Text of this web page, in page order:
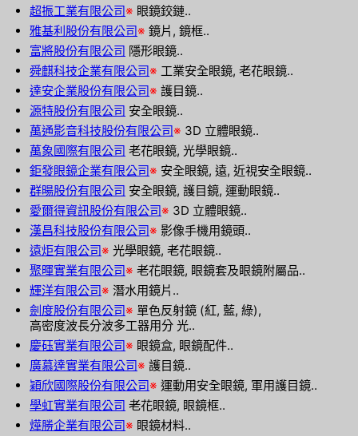
超振工業有限公司※ 眼鏡鉸鏈..
雅基利股份有限公司※ 鏡片, 鏡框..
富將股份有限公司 隱形眼鏡..
舜麒科技企業有限公司※ 工業安全眼鏡, 老花眼鏡..
達安企業股份有限公司※ 護目鏡..
源特股份有限公司 安全眼鏡..
萬通影音科技股份有限公司※ 3D 立體眼鏡..
萬象國際有限公司 老花眼鏡, 光學眼鏡..
鉅發眼鏡企業有限公司※ 安全眼鏡, 遠, 近視安全眼鏡..
群暘股份有限公司 安全眼鏡, 護目鏡, 運動眼鏡..
愛爾得資訊股份有限公司※ 3D 立體眼鏡..
漢昌科技股份有限公司※ 影像手機用鏡頭..
遠炬有限公司※ 光學眼鏡, 老花眼鏡..
聚暉實業有限公司※ 老花眼鏡, 眼鏡套及眼鏡附屬品..
輝洋有限公司※ 潛水用鏡片..
劍度股份有限公司※ 單色反射鏡 (紅, 藍, 綠),
高密度波長分波多工器用分 光..
慶砡實業有限公司※ 眼鏡盒, 眼鏡配件..
廣慕達實業有限公司※ 護目鏡..
穎欣國際股份有限公司※ 運動用安全眼鏡, 軍用護目鏡..
學虹實業有限公司 老花眼鏡, 眼鏡框..
燁勝企業有限公司※ 眼鏡材料..